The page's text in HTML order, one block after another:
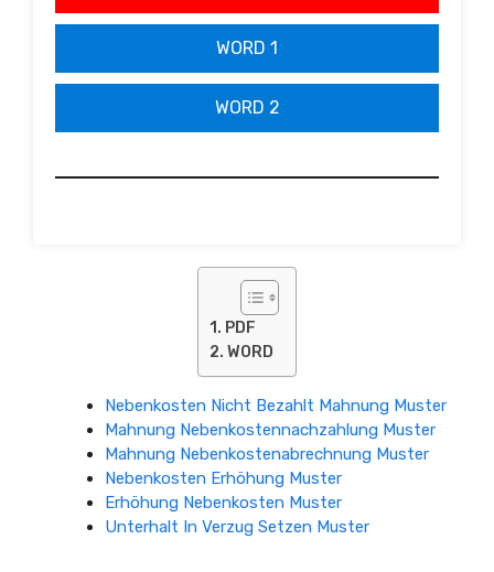
WORD 1
WORD 2
PDF
WORD
Nebenkosten Nicht Bezahlt Mahnung Muster
Mahnung Nebenkostennachzahlung Muster
Mahnung Nebenkostenabrechnung Muster
Nebenkosten Erhöhung Muster
Erhöhung Nebenkosten Muster
Unterhalt In Verzug Setzen Muster